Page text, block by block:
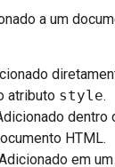
a um
atributo style.
dentro
HTML.
em